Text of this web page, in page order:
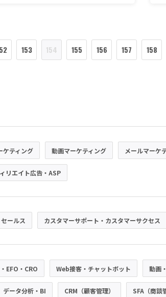
153 154 155 156 157 158
ケティング 動画マーケティング メールマーケ
リエイト広告・ASP
セールス カスタマーサポート・カスタマーサクセス
EFO・CRO Web接客・チャットボット 動画
データ分析・BI CRM（顧客管理） SFA（商談